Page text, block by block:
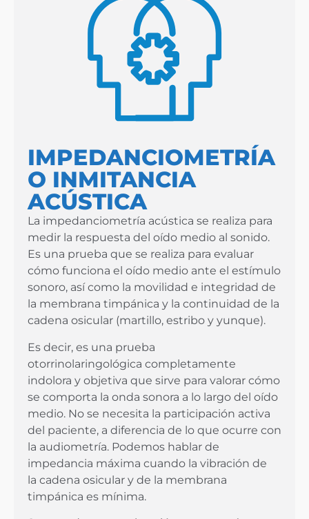
IMPEDANCIOMETRÍA
O INMITANCIA
ACÚSTICA
La impedanciometría acústica se realiza para
medir la respuesta del oído medio al sonido.
Es una prueba que se realiza para evaluar
cómo funciona el oído medio ante el estímulo
sonoro, así como la movilidad e integridad de
la membrana timpánica y la continuidad de la
cadena osicular (martillo, estribo y yunque).
Es decir, es una prueba
otorrinolaringológica completamente
indolora y objetiva que sirve para valorar cómo
se comporta la onda sonora a lo largo del oído
medio. No se necesita la participación activa
del paciente, a diferencia de lo que ocurre con
la audiometría. Podemos hablar de
impedancia máxima cuando la vibración de
la cadena osicular y de la membrana
timpánica es mínima.